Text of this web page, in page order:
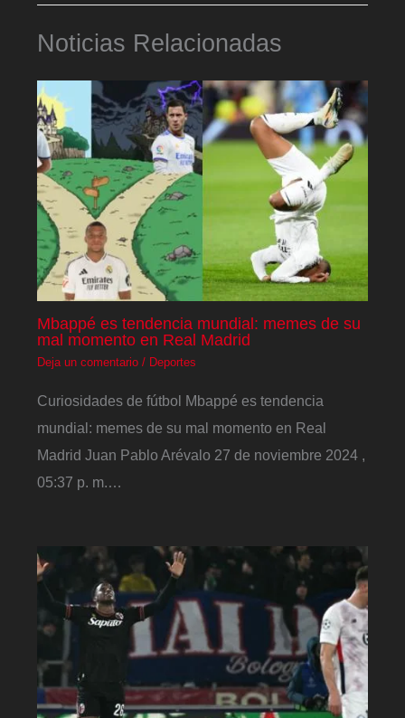
Noticias Relacionadas
Mbappé es tendencia mundial: memes de su
mal momento en Real Madrid
Deja un comentario / Deportes
Curiosidades de fútbol Mbappé es tendencia
mundial: memes de su mal momento en Real
Madrid Juan Pablo Arévalo 27 de noviembre 2024 ,
05:37 p. m.…